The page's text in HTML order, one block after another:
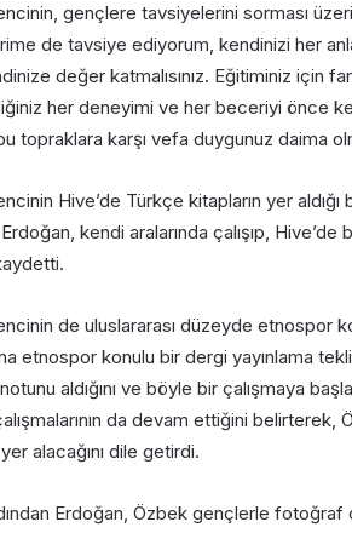
gençlere tavsiyelerini sorması
de tavsiye ediyorum, kendinizi her
değer katmalısınız. Eğitiminiz için
her deneyimi ve her beceriyi önce
topraklara karşı vefa duygunuz daima
Hive’de Türkçe kitapların yer
kendi aralarında çalışıp,
de uluslararası düzeyde etnospor
etnospor konulu bir dergi yayınlama
aldığını ve böyle bir çalışmaya
da devam ettiğini belirterek,
alacağını dile getirdi.
Erdoğan, Özbek gençlerle fotoğraf